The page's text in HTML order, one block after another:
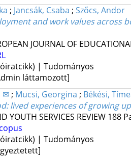
; Jancsák, Csaba ; Szőcs, Andor
and work values across
JOURNAL OF
| Tudományos
láttamozott]
✉; Mucsi, Georgina ; Békési,
lived experiences of growing
YOUTH SERVICES REVIEW 188
| Tudományos